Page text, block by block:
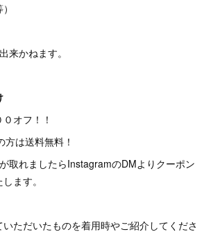
来かねます。
オフ！！
は送料無料！
取れましたらInstagramのDMよりクーポン
ます。
ただいたものを着用時やご紹介してくださ